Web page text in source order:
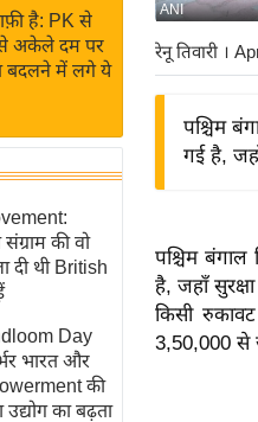
है: PK से
अकेले दम पर
बदलने में लगे ये
संग्राम की वो
दी थी British
Day
भारत और
की
का बढ़ता
ANI
रेनू तिवारी ।
पश्चिम
गई है,
पश्चिम
है, जहाँ
किसी
3,50,000 से